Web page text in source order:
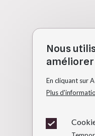
Nous
En cliquant sur
Plus